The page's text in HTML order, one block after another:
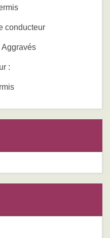
conducteur
Aggravés
: